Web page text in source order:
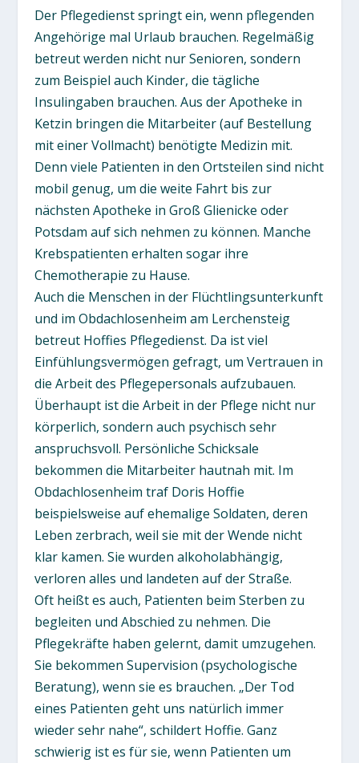
Der Pflegedienst springt ein, wenn pflegenden
Angehörige mal Urlaub brauchen. Regelmäßig
betreut werden nicht nur Senioren, sondern
zum Beispiel auch Kinder, die tägliche
Insulingaben brauchen. Aus der Apotheke in
Ketzin bringen die Mitarbeiter (auf Bestellung
mit einer Vollmacht) benötigte Medizin mit.
Denn viele Patienten in den Ortsteilen sind nicht
mobil genug, um die weite Fahrt bis zur
nächsten Apotheke in Groß Glienicke oder
Potsdam auf sich nehmen zu können. Manche
Krebspatienten erhalten sogar ihre
Chemotherapie zu Hause.
Auch die Menschen in der Flüchtlingsunterkunft
und im Obdachlosenheim am Lerchensteig
betreut Hoffies Pflegedienst. Da ist viel
Einfühlungsvermögen gefragt, um Vertrauen in
die Arbeit des Pflegepersonals aufzubauen.
Überhaupt ist die Arbeit in der Pflege nicht nur
körperlich, sondern auch psychisch sehr
anspruchsvoll. Persönliche Schicksale
bekommen die Mitarbeiter hautnah mit. Im
Obdachlosenheim traf Doris Hoffie
beispielsweise auf ehemalige Soldaten, deren
Leben zerbrach, weil sie mit der Wende nicht
klar kamen. Sie wurden alkoholabhängig,
verloren alles und landeten auf der Straße.
Oft heißt es auch, Patienten beim Sterben zu
begleiten und Abschied zu nehmen. Die
Pflegekräfte haben gelernt, damit umzugehen.
Sie bekommen Supervision (psychologische
Beratung), wenn sie es brauchen. „Der Tod
eines Patienten geht uns natürlich immer
wieder sehr nahe“, schildert Hoffie. Ganz
schwierig ist es für sie, wenn Patienten um